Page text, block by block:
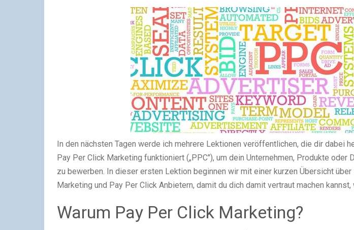
In den nächsten Tagen werde ich mehrere Lektionen veröffentlichen, die dir dabei
Pay Per Click Marketing funktioniert („PPC"), um dein Unternehmen, Produkte oder
zu bewerben. In dieser ersten Lektion beginnen wir mit einer kurzen Übersicht über
Marketing und Pay Per Click Anbietern, damit du dich damit vertraut machen
Warum Pay Per Click Marketing?